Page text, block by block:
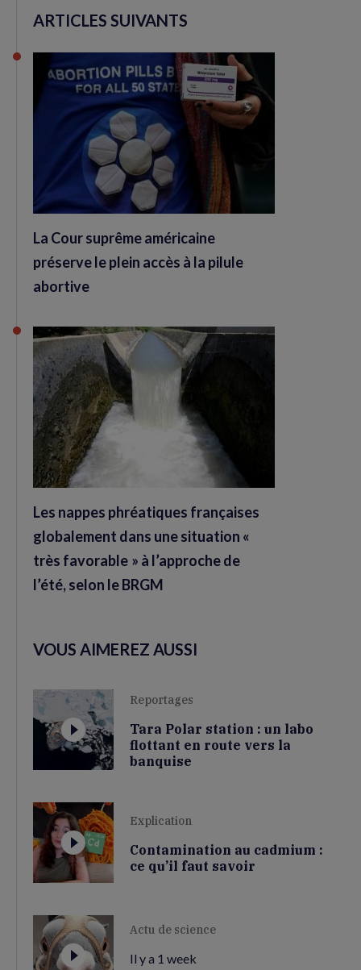
ARTICLES SUIVANTS
La Cour suprême américaine
préserve le plein accès à la pilule
abortive
Les nappes phréatiques françaises
globalement dans une situation «
très favorable » à l’approche de
l’été, selon le BRGM
VOUS AIMEREZ AUSSI
Reportages
Tara Polar station : un labo
flottant en route vers la
banquise
Explication
Contamination au cadmium :
ce qu’il faut savoir
Actu de science
Il y a 1 week